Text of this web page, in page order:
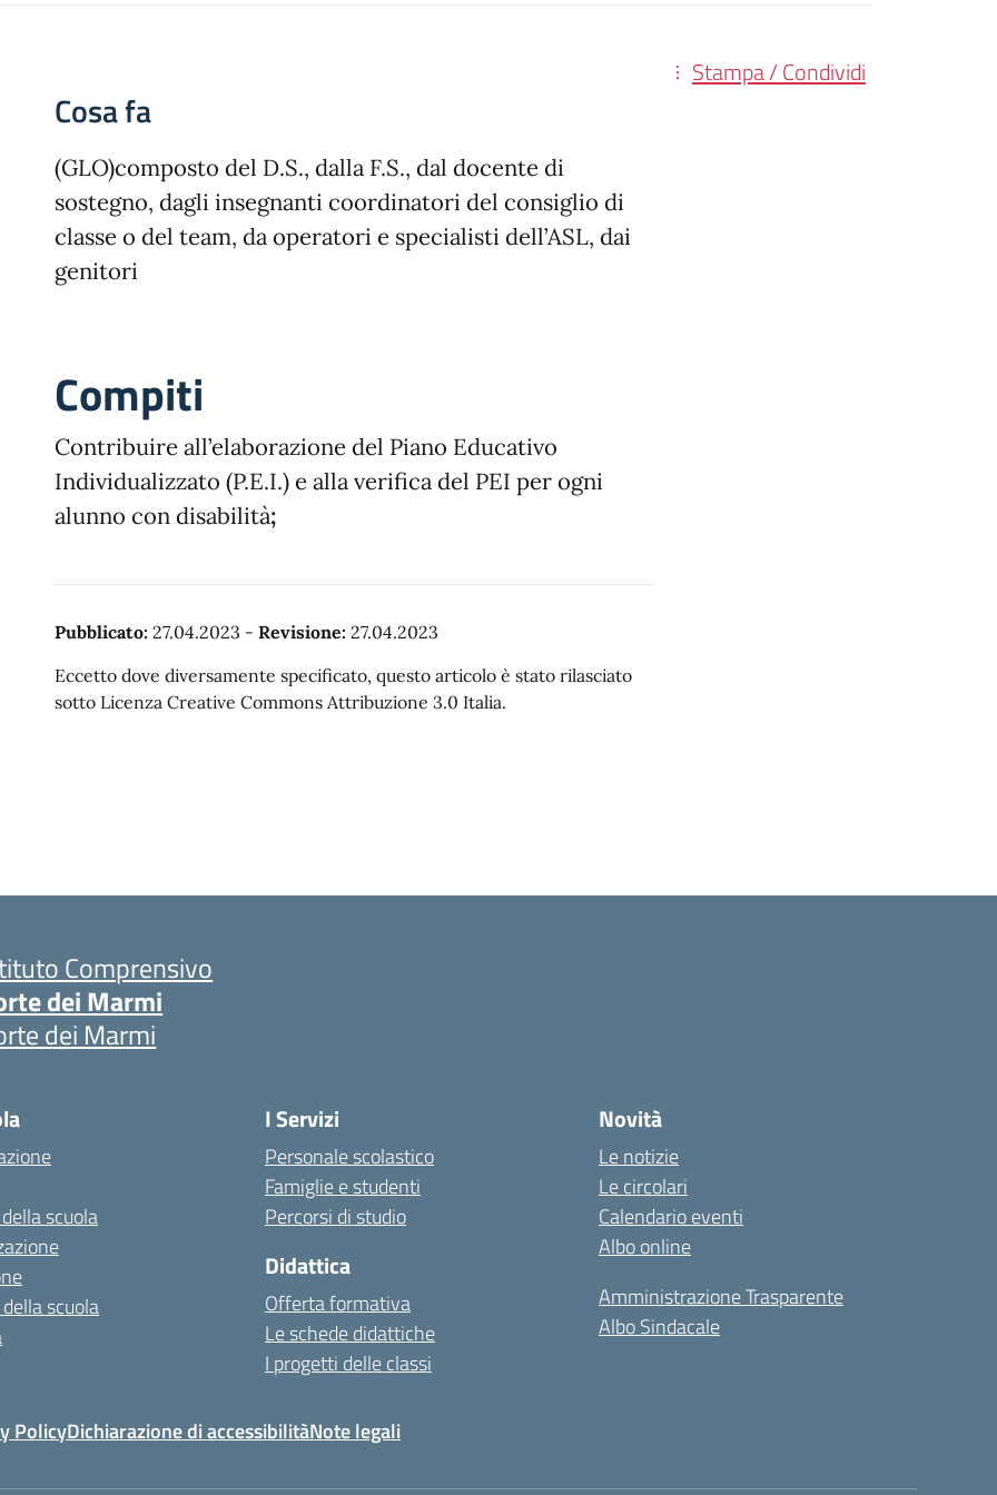
Stampa / Condividi
Cosa fa
(GLO)composto del D.S., dalla F.S., dal docente di
sostegno, dagli insegnanti coordinatori del consiglio di
classe o del team, da operatori e specialisti dell’ASL, dai
genitori
Compiti
Contribuire all’elaborazione del Piano Educativo
Individualizzato (P.E.I.) e alla verifica del PEI per ogni
alunno con disabilità;
Pubblicato: 27.04.2023 - Revisione: 27.04.2023
Eccetto dove diversamente specificato, questo articolo è stato rilasciato
sotto Licenza Creative Commons Attribuzione 3.0 Italia.
Comprensivo
dei Marmi
dei Marmi
scuola
scuola
I Servizi
Personale scolastico
Famiglie e studenti
Percorsi di studio
Didattica
Offerta formativa
Le schede didattiche
I progetti delle classi
Novità
Le notizie
Le circolari
Calendario eventi
Albo online
Amministrazione Trasparente
Albo Sindacale
PolicyDichiarazione di accessibilitàNote legali